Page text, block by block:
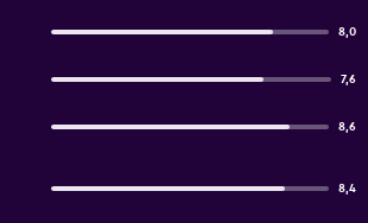
8,0
7,6
8,6
8,4